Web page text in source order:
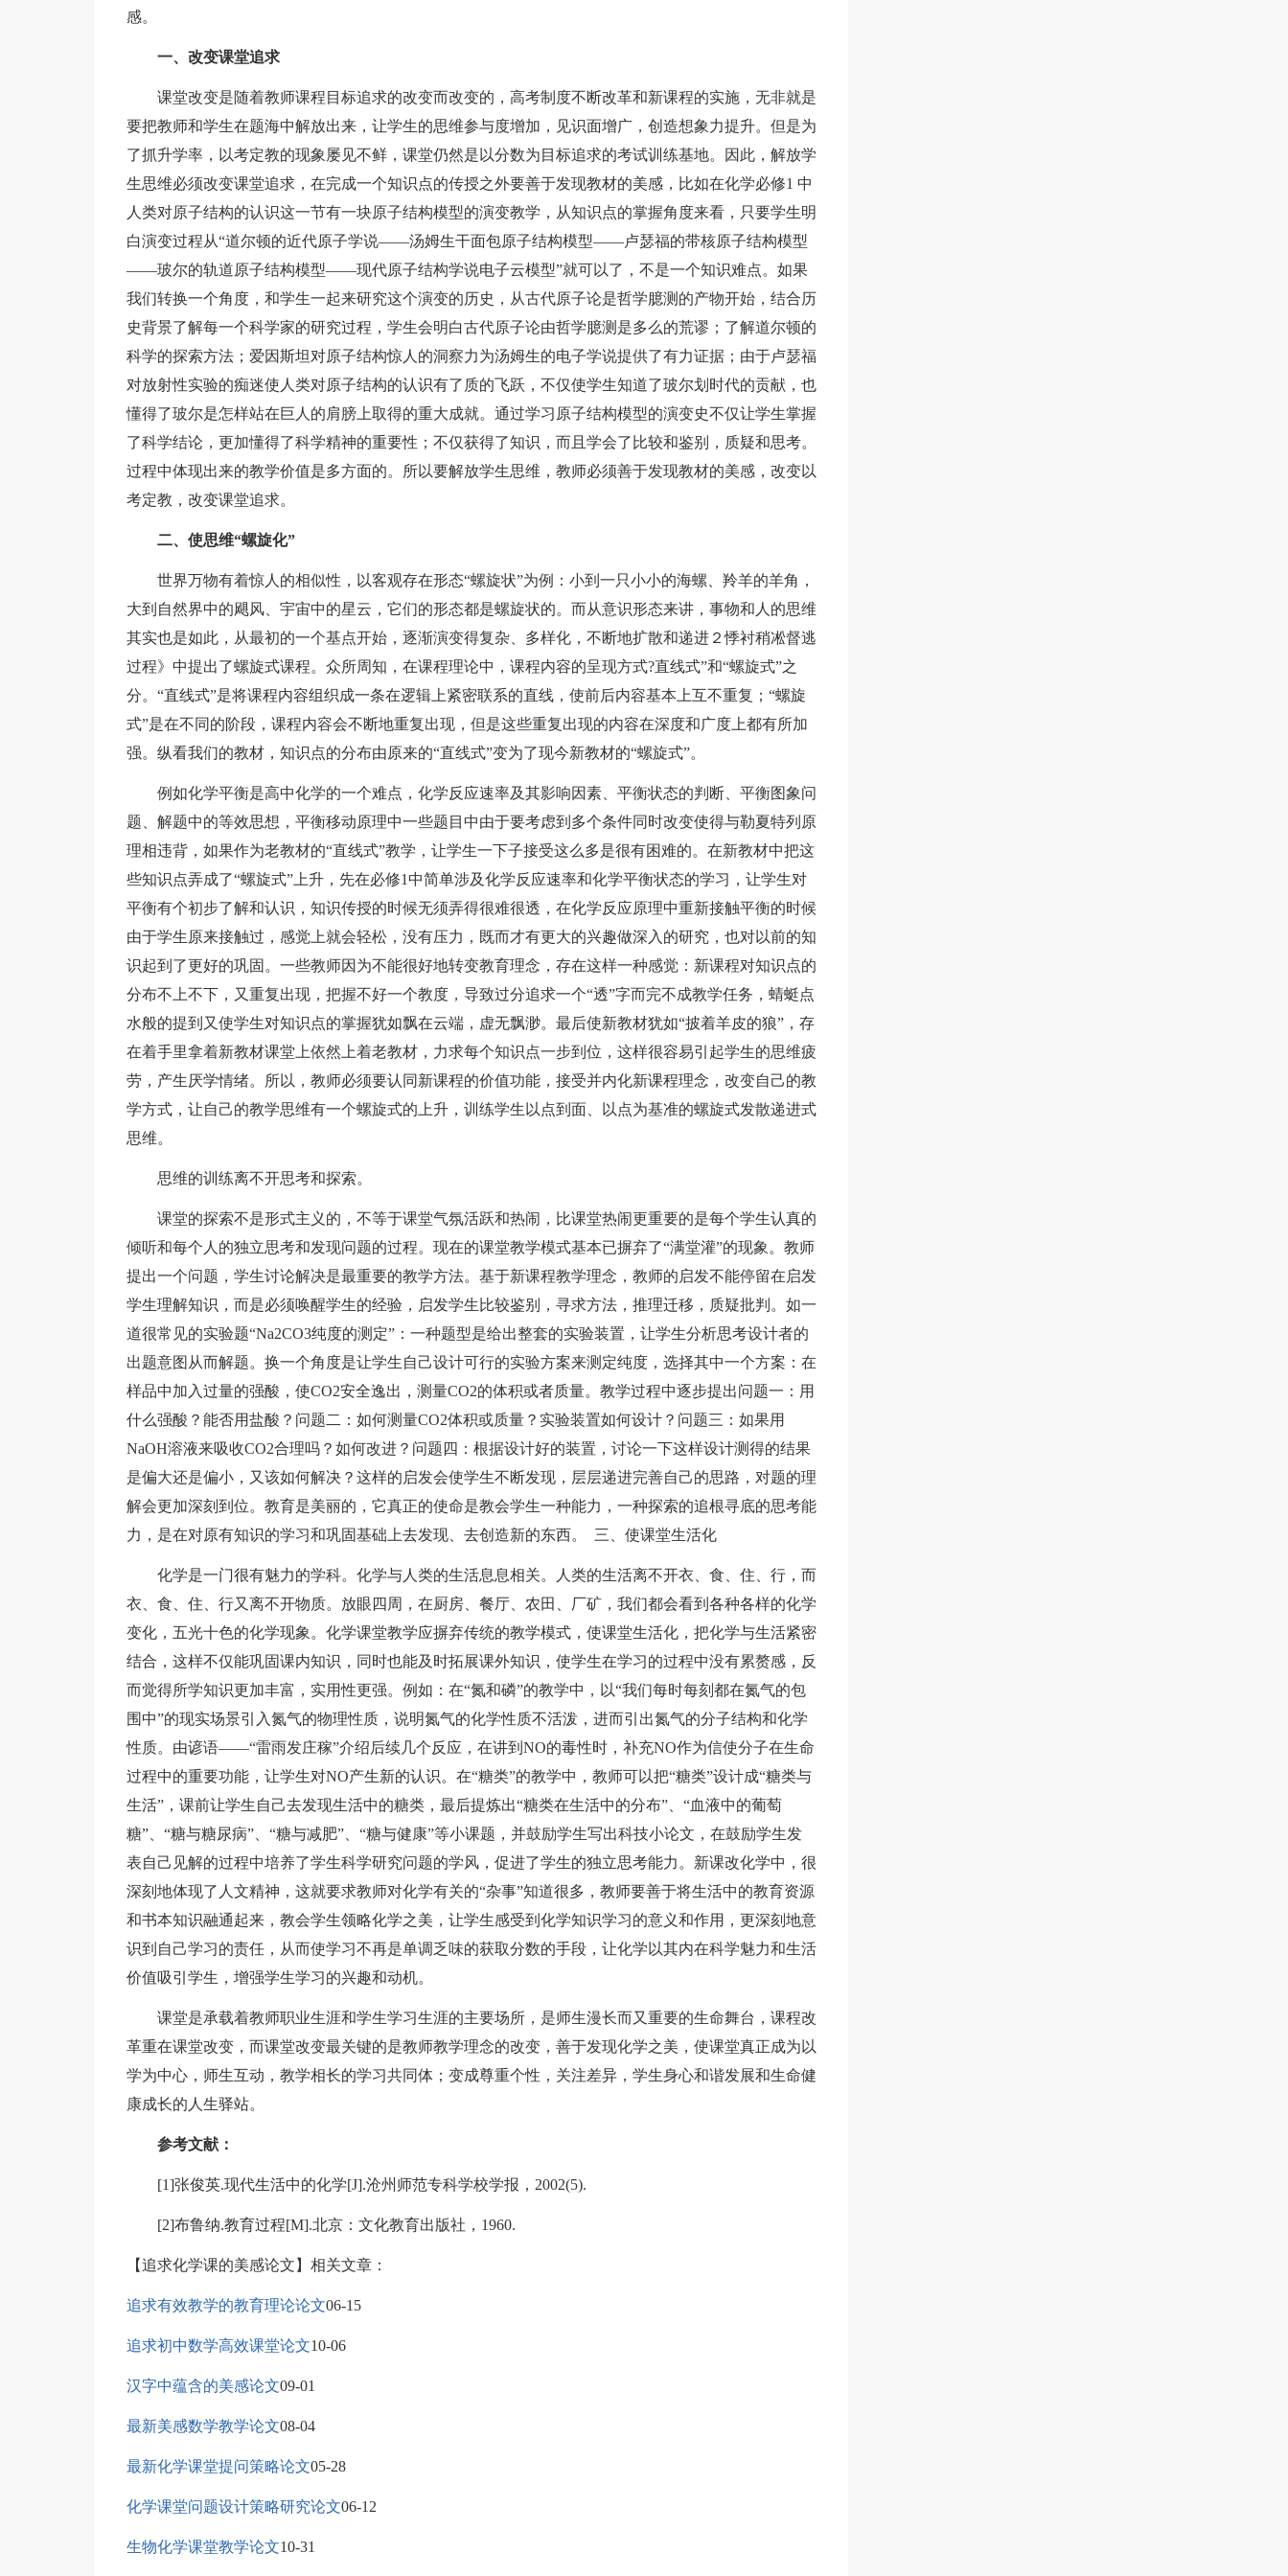
感。
一、改变课堂追求
课堂改变是随着教师课程目标追求的改变而改变的，高考制度不断改革和新课程的实施，无非就是
要把教师和学生在题海中解放出来，让学生的思维参与度增加，见识面增广，创造想象力提升。但是为
了抓升学率，以考定教的现象屡见不鲜，课堂仍然是以分数为目标追求的考试训练基地。因此，解放学
生思维必须改变课堂追求，在完成一个知识点的传授之外要善于发现教材的美感，比如在化学必修1 中
人类对原子结构的认识这一节有一块原子结构模型的演变教学，从知识点的掌握角度来看，只要学生明
白演变过程从“道尔顿的近代原子学说——汤姆生干面包原子结构模型——卢瑟福的带核原子结构模型
——玻尔的轨道原子结构模型——现代原子结构学说电子云模型”就可以了，不是一个知识难点。如果
我们转换一个角度，和学生一起来研究这个演变的历史，从古代原子论是哲学臆测的产物开始，结合历
史背景了解每一个科学家的研究过程，学生会明白古代原子论由哲学臆测是多么的荒谬；了解道尔顿的
科学的探索方法；爱因斯坦对原子结构惊人的洞察力为汤姆生的电子学说提供了有力证据；由于卢瑟福
对放射性实验的痴迷使人类对原子结构的认识有了质的飞跃，不仅使学生知道了玻尔划时代的贡献，也
懂得了玻尔是怎样站在巨人的肩膀上取得的重大成就。通过学习原子结构模型的演变史不仅让学生掌握
了科学结论，更加懂得了科学精神的重要性；不仅获得了知识，而且学会了比较和鉴别，质疑和思考。
过程中体现出来的教学价值是多方面的。所以要解放学生思维，教师必须善于发现教材的美感，改变以
考定教，改变课堂追求。
二、使思维“螺旋化”
世界万物有着惊人的相似性，以客观存在形态“螺旋状”为例：小到一只小小的海螺、羚羊的羊角，
大到自然界中的飓风、宇宙中的星云，它们的形态都是螺旋状的。而从意识形态来讲，事物和人的思维
其实也是如此，从最初的一个基点开始，逐渐演变得复杂、多样化，不断地扩散和递进２悸衬稍凇督逃
过程》中提出了螺旋式课程。众所周知，在课程理论中，课程内容的呈现方式?直线式”和“螺旋式”之
分。“直线式”是将课程内容组织成一条在逻辑上紧密联系的直线，使前后内容基本上互不重复；“螺旋
式”是在不同的阶段，课程内容会不断地重复出现，但是这些重复出现的内容在深度和广度上都有所加
强。纵看我们的教材，知识点的分布由原来的“直线式”变为了现今新教材的“螺旋式”。
例如化学平衡是高中化学的一个难点，化学反应速率及其影响因素、平衡状态的判断、平衡图象问
题、解题中的等效思想，平衡移动原理中一些题目中由于要考虑到多个条件同时改变使得与勒夏特列原
理相违背，如果作为老教材的“直线式”教学，让学生一下子接受这么多是很有困难的。在新教材中把这
些知识点弄成了“螺旋式”上升，先在必修1中简单涉及化学反应速率和化学平衡状态的学习，让学生对
平衡有个初步了解和认识，知识传授的时候无须弄得很难很透，在化学反应原理中重新接触平衡的时候
由于学生原来接触过，感觉上就会轻松，没有压力，既而才有更大的兴趣做深入的研究，也对以前的知
识起到了更好的巩固。一些教师因为不能很好地转变教育理念，存在这样一种感觉：新课程对知识点的
分布不上不下，又重复出现，把握不好一个教度，导致过分追求一个“透”字而完不成教学任务，蜻蜓点
水般的提到又使学生对知识点的掌握犹如飘在云端，虚无飘渺。最后使新教材犹如“披着羊皮的狼”，存
在着手里拿着新教材课堂上依然上着老教材，力求每个知识点一步到位，这样很容易引起学生的思维疲
劳，产生厌学情绪。所以，教师必须要认同新课程的价值功能，接受并内化新课程理念，改变自己的教
学方式，让自己的教学思维有一个螺旋式的上升，训练学生以点到面、以点为基准的螺旋式发散递进式
思维。
思维的训练离不开思考和探索。
课堂的探索不是形式主义的，不等于课堂气氛活跃和热闹，比课堂热闹更重要的是每个学生认真的
倾听和每个人的独立思考和发现问题的过程。现在的课堂教学模式基本已摒弃了“满堂灌”的现象。教师
提出一个问题，学生讨论解决是最重要的教学方法。基于新课程教学理念，教师的启发不能停留在启发
学生理解知识，而是必须唤醒学生的经验，启发学生比较鉴别，寻求方法，推理迁移，质疑批判。如一
道很常见的实验题“Na2CO3纯度的测定”：一种题型是给出整套的实验装置，让学生分析思考设计者的
出题意图从而解题。换一个角度是让学生自己设计可行的实验方案来测定纯度，选择其中一个方案：在
样品中加入过量的强酸，使CO2安全逸出，测量CO2的体积或者质量。教学过程中逐步提出问题一：用
什么强酸？能否用盐酸？问题二：如何测量CO2体积或质量？实验装置如何设计？问题三：如果用
NaOH溶液来吸收CO2合理吗？如何改进？问题四：根据设计好的装置，讨论一下这样设计测得的结果
是偏大还是偏小，又该如何解决？这样的启发会使学生不断发现，层层递进完善自己的思路，对题的理
解会更加深刻到位。教育是美丽的，它真正的使命是教会学生一种能力，一种探索的追根寻底的思考能
力，是在对原有知识的学习和巩固基础上去发现、去创造新的东西。 三、使课堂生活化
化学是一门很有魅力的学科。化学与人类的生活息息相关。人类的生活离不开衣、食、住、行，而
衣、食、住、行又离不开物质。放眼四周，在厨房、餐厅、农田、厂矿，我们都会看到各种各样的化学
变化，五光十色的化学现象。化学课堂教学应摒弃传统的教学模式，使课堂生活化，把化学与生活紧密
结合，这样不仅能巩固课内知识，同时也能及时拓展课外知识，使学生在学习的过程中没有累赘感，反
而觉得所学知识更加丰富，实用性更强。例如：在“氮和磷”的教学中，以“我们每时每刻都在氮气的包
围中”的现实场景引入氮气的物理性质，说明氮气的化学性质不活泼，进而引出氮气的分子结构和化学
性质。由谚语——“雷雨发庄稼”介绍后续几个反应，在讲到NO的毒性时，补充NO作为信使分子在生命
过程中的重要功能，让学生对NO产生新的认识。在“糖类”的教学中，教师可以把“糖类”设计成“糖类与
生活”，课前让学生自己去发现生活中的糖类，最后提炼出“糖类在生活中的分布”、“血液中的葡萄
糖”、“糖与糖尿病”、“糖与减肥”、“糖与健康”等小课题，并鼓励学生写出科技小论文，在鼓励学生发
表自己见解的过程中培养了学生科学研究问题的学风，促进了学生的独立思考能力。新课改化学中，很
深刻地体现了人文精神，这就要求教师对化学有关的“杂事”知道很多，教师要善于将生活中的教育资源
和书本知识融通起来，教会学生领略化学之美，让学生感受到化学知识学习的意义和作用，更深刻地意
识到自己学习的责任，从而使学习不再是单调乏味的获取分数的手段，让化学以其内在科学魅力和生活
价值吸引学生，增强学生学习的兴趣和动机。
课堂是承载着教师职业生涯和学生学习生涯的主要场所，是师生漫长而又重要的生命舞台，课程改
革重在课堂改变，而课堂改变最关键的是教师教学理念的改变，善于发现化学之美，使课堂真正成为以
学为中心，师生互动，教学相长的学习共同体；变成尊重个性，关注差异，学生身心和谐发展和生命健
康成长的人生驿站。
参考文献：
[1]张俊英.现代生活中的化学[J].沧州师范专科学校学报，2002(5).
[2]布鲁纳.教育过程[M].北京：文化教育出版社，1960.
【追求化学课的美感论文】相关文章：
追求有效教学的教育理论论文06-15
追求初中数学高效课堂论文10-06
汉字中蕴含的美感论文09-01
最新美感数学教学论文08-04
最新化学课堂提问策略论文05-28
化学课堂问题设计策略研究论文06-12
生物化学课堂教学论文10-31